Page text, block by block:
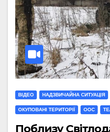
ВІДЕО НАДЗВИЧАЙНА СИТУАЦІЯ
ОКУПОВАНІ ТЕРИТОРІЇ ООС
Поблизу